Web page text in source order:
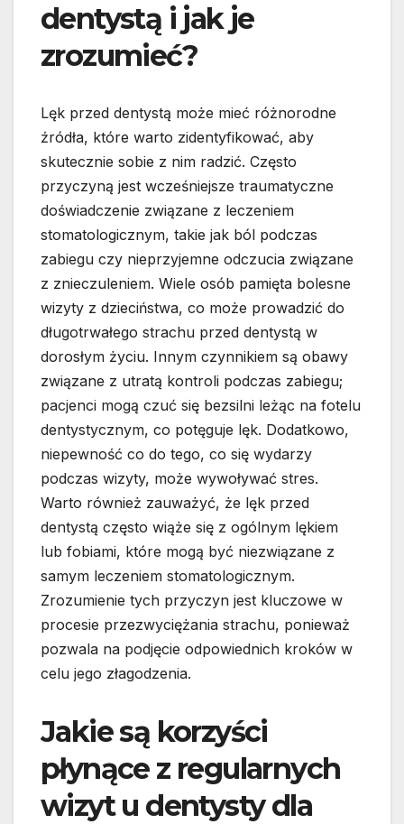
dentystą i jak je
zrozumieć?
Lęk przed dentystą może mieć różnorodne
źródła, które warto zidentyfikować, aby
skutecznie sobie z nim radzić. Często
przyczyną jest wcześniejsze traumatyczne
doświadczenie związane z leczeniem
stomatologicznym, takie jak ból podczas
zabiegu czy nieprzyjemne odczucia związane
z znieczuleniem. Wiele osób pamięta bolesne
wizyty z dzieciństwa, co może prowadzić do
długotrwałego strachu przed dentystą w
dorosłym życiu. Innym czynnikiem są obawy
związane z utratą kontroli podczas zabiegu;
pacjenci mogą czuć się bezsilni leżąc na fotelu
dentystycznym, co potęguje lęk. Dodatkowo,
niepewność co do tego, co się wydarzy
podczas wizyty, może wywoływać stres.
Warto również zauważyć, że lęk przed
dentystą często wiąże się z ogólnym lękiem
lub fobiami, które mogą być niezwiązane z
samym leczeniem stomatologicznym.
Zrozumienie tych przyczyn jest kluczowe w
procesie przezwyciężania strachu, ponieważ
pozwala na podjęcie odpowiednich kroków w
celu jego złagodzenia.
Jakie są korzyści
płynące z regularnych
wizyt u dentysty dla